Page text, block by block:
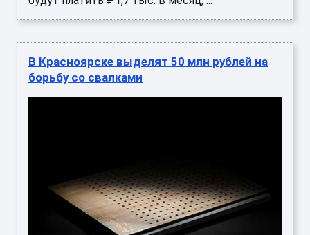
В Красноярске выделят 50 млн рублей на
борьбу со свалками